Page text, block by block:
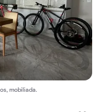
mobiliada.